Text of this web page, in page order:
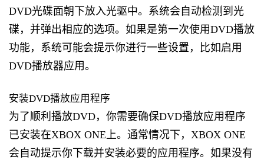
DVD光碟面朝下放入光驱中。系统会自动检测到光
碟，并弹出相应的选项。如果是第一次使用DVD播放
功能，系统可能会提示你进行一些设置，比如启用
DVD播放器应用。
安装DVD播放应用程序
为了顺利播放DVD，你需要确保DVD播放应用程序
已安装在XBOX ONE上。通常情况下，XBOX ONE
会自动提示你下载并安装必要的应用程序。如果没有